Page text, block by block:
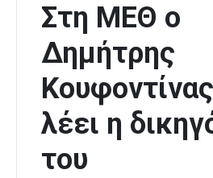
Στη ΜΕΘ ο
Δημήτρης
λέει η
του